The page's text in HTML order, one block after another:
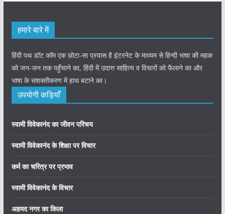
हमारे बारे में
हिंदी पथ डॉट कॉम एक छोटा-सा प्रयास है इंटरनेट के माध्यम से हिन्दी भाषा की महक
को जन-जन तक पहुँचाने का, हिंदी में उदात्त साहित्य व विचारों को फैलाने का और
भाषा के सशक्तीकरण में हाथ बटाने का।
उपयोगी कड़ियाँ
स्वामी विवेकानंद का जीवन परिचय
स्वामी विवेकानंद के शिक्षा पर विचार
कर्म का चरित्र पर प्रभाव
स्वामी विवेकानंद के विचार
अहमद नगर का किला